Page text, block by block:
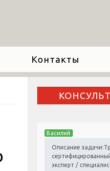
Контакты
Василий
Описание
эксперт /